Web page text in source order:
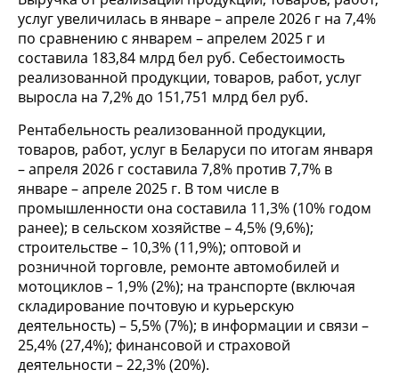
услуг увеличилась в январе – апреле 2026 г на 7,4%
по сравнению с январем – апрелем 2025 г и
составила 183,84 млрд бел руб. Себестоимость
реализованной продукции, товаров, работ, услуг
выросла на 7,2% до 151,751 млрд бел руб.
Рентабельность реализованной продукции,
товаров, работ, услуг в Беларуси по итогам января
– апреля 2026 г составила 7,8% против 7,7% в
январе – апреле 2025 г. В том числе в
промышленности она составила 11,3% (10% годом
ранее); в сельском хозяйстве – 4,5% (9,6%);
строительстве – 10,3% (11,9%); оптовой и
розничной торговле, ремонте автомобилей и
мотоциклов – 1,9% (2%); на транспорте (включая
складирование почтовую и курьерскую
деятельность) – 5,5% (7%); в информации и связи –
25,4% (27,4%); финансовой и страховой
деятельности – 22,3% (20%).